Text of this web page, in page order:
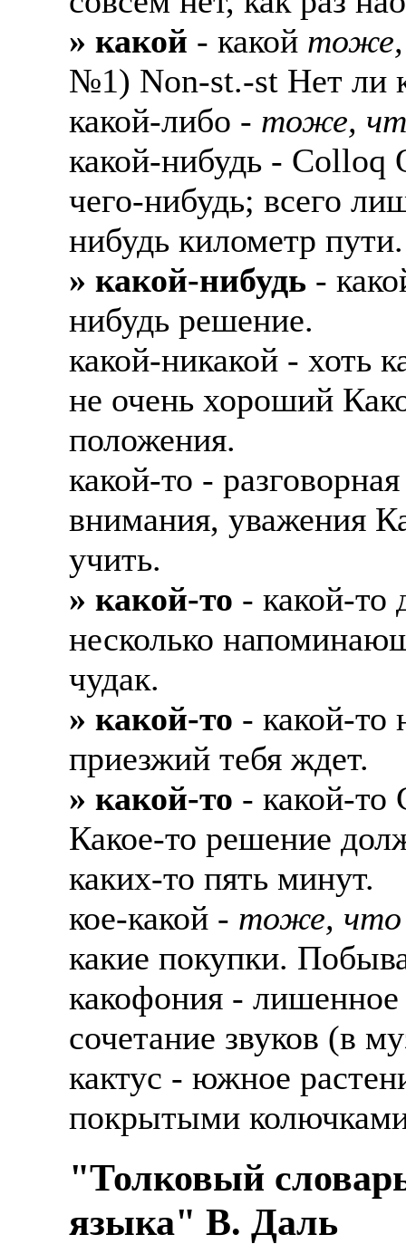
» какой - какой
№1) Non-st.-st Нет ли
какой-либо - тоже,
какой-нибудь - Colloq
чего-нибудь; всего
нибудь километр
» какой-нибудь -
нибудь решение.
какой-никакой - хоть
не очень хороший
положения.
какой-то -
внимания, уважения
учить.
» какой-то - какой-то
несколько
чудак.
» какой-то - какой-то
приезжий тебя ждет.
» какой-то - какой-
Какое-то решение
каких-то пять минут.
кое-какой - тоже, что
какие покупки.
какофония - лишенное
сочетание звуков (в
кактус - южное
покрытыми
"Толковый
языка" В. Даль